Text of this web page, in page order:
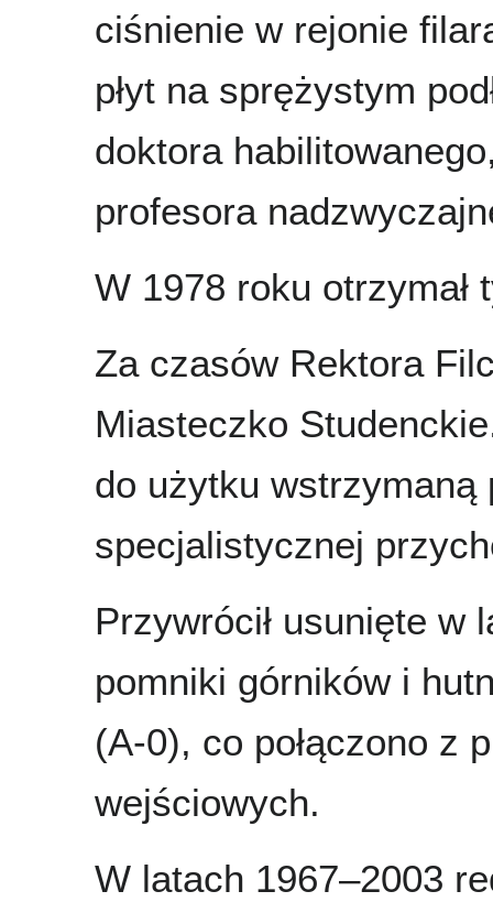
ciśnienie w rejonie
płyt na sprężystym
doktora
profesora
W 1978 roku otrzymał
Za czasów Rektora
Miasteczko
do użytku wstrzymaną
specjalistycznej
Przywrócił usunięte w
pomniki górników i
(A-0), co połączono z
wejściowych.
W latach 1967–2003